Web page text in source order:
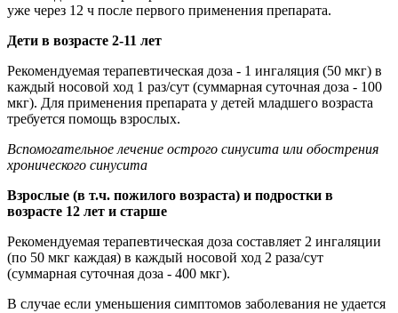
уже через 12 ч после первого применения препарата.
Дети в возрасте 2-11 лет
Рекомендуемая терапевтическая доза - 1 ингаляция (50 мкг) в
каждый носовой ход 1 раз/сут (суммарная суточная доза - 100
мкг). Для применения препарата у детей младшего возраста
требуется помощь взрослых.
Вспомогательное лечение острого синусита или обострения
хронического синусита
Взрослые (в т.ч. пожилого возраста) и подростки в
возрасте 12 лет и старше
Рекомендуемая терапевтическая доза составляет 2 ингаляции
(по 50 мкг каждая) в каждый носовой ход 2 раза/сут
(суммарная суточная доза - 400 мкг).
В случае если уменьшения симптомов заболевания не удается